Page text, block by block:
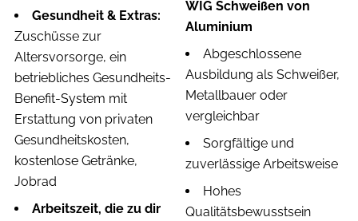
Gesundheit & Extras:
Zuschüsse zur
Altersvorsorge, ein
betriebliches Gesundheits-
Benefit-System mit
Erstattung von privaten
Gesundheitskosten,
kostenlose Getränke,
Jobrad
Arbeitszeit, die zu dir
WIG Schweißen von
Aluminium
Abgeschlossene
Ausbildung als Schweißer,
Metallbauer oder
vergleichbar
Sorgfältige und
zuverlässige Arbeitsweise
Hohes
Qualitätsbewusstsein